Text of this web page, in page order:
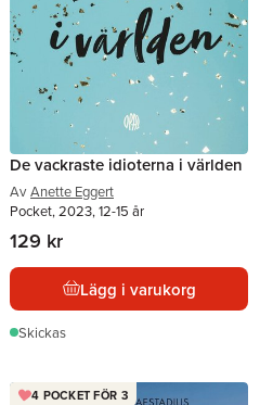
De vackraste idioterna i världen
Av Anette Eggert
Pocket, 2023, 12-15 år
129 kr
Lägg i varukorg
Skickas
4 POCKET FÖR 3